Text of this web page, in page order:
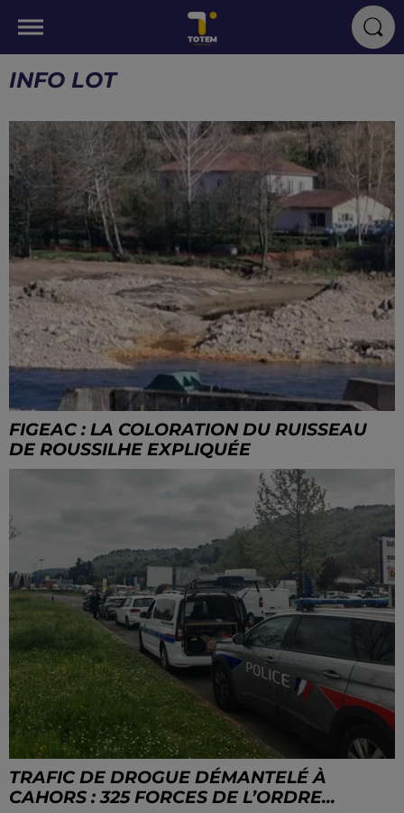
INFO LOT
FIGEAC : LA COLORATION DU RUISSEAU
DE ROUSSILHE EXPLIQUÉE
TRAFIC DE DROGUE DÉMANTELÉ À
CAHORS : 325 FORCES DE L’ORDRE...